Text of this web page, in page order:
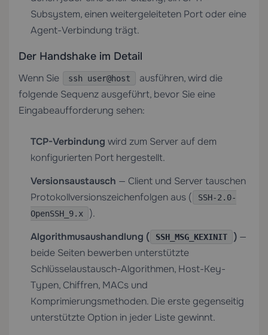
Subsystem, einen weitergeleiteten Port oder eine
Agent-Verbindung trägt.
Der Handshake im Detail
Wenn Sie ssh user@host
ausführen, wird die
folgende Sequenz ausgeführt, bevor Sie eine
Eingabeaufforderung sehen:
TCP-Verbindung wird zum Server auf dem
konfigurierten Port hergestellt.
Versionsaustausch — Client und Server tauschen
Protokollversionszeichenfolgen aus (
SSH-2.0-
OpenSSH_9.x
).
Algorithmusaushandlung (
SSH_MSG_KEXINIT ) —
beide Seiten bewerben unterstützte
Schlüsselaustausch-Algorithmen, Host-Key-
Typen, Chiffren, MACs und
Komprimierungsmethoden. Die erste gegenseitig
unterstützte Option in jeder Liste gewinnt.